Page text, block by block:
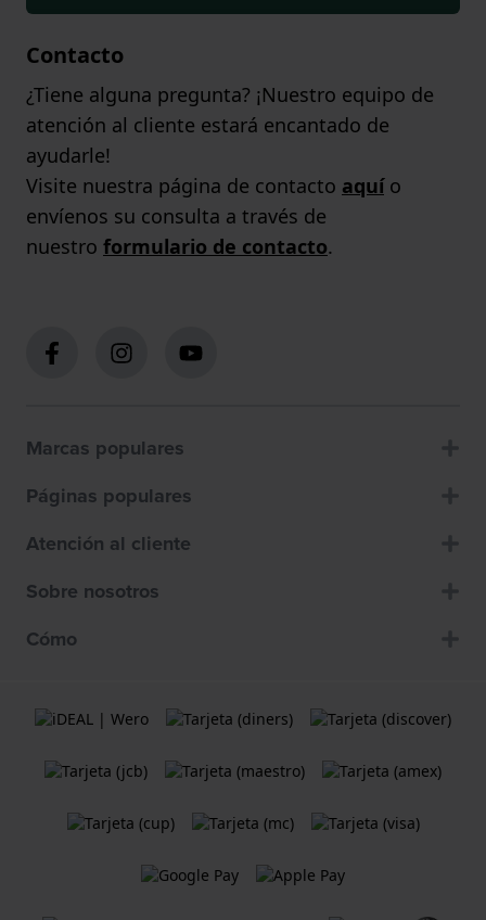
Contacto
¿Tiene alguna pregunta? ¡Nuestro equipo de
atención al cliente estará encantado de
ayudarle!
Visite nuestra página de contacto aquío
envíenos su consulta a través de
nuestro formulario de contacto.
Marcas populares
Páginas populares
Atención al cliente
Sobre nosotros
Cómo